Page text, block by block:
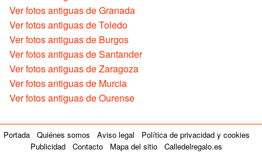
Ver fotos antiguas de Granada
Ver fotos antiguas de Toledo
Ver fotos antiguas de Burgos
Ver fotos antiguas de Santander
Ver fotos antiguas de Zaragoza
Ver fotos antiguas de Murcia
Ver fotos antiguas de Ourense
Portada Quiénes somos Aviso legal
Política de privacidad y cookies
Publicidad
Contacto Mapa del sitio
Calledelregalo.es